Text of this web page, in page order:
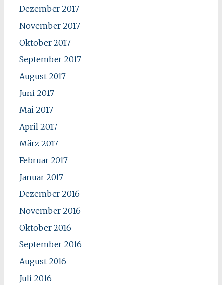
Dezember 2017
November 2017
Oktober 2017
September 2017
August 2017
Juni 2017
Mai 2017
April 2017
März 2017
Februar 2017
Januar 2017
Dezember 2016
November 2016
Oktober 2016
September 2016
August 2016
Juli 2016